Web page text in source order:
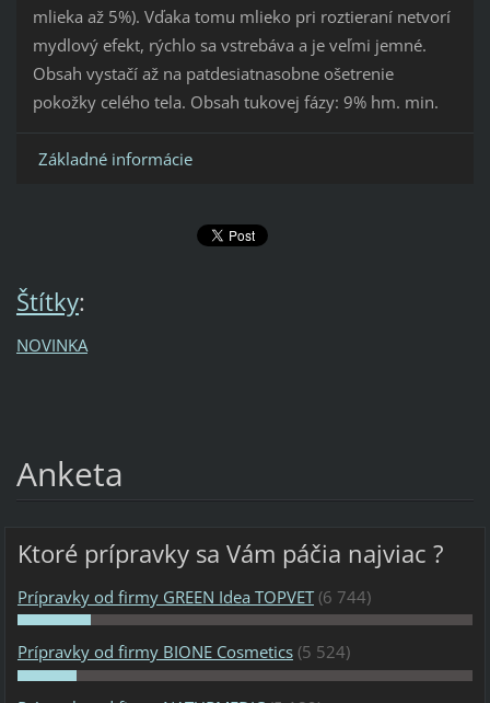
mlieka až 5%). Vďaka tomu mlieko pri roztieraní netvorí
mydlový efekt, rýchlo sa vstrebáva a je veľmi jemné.
Obsah vystačí až na patdesiatnasobne ošetrenie
pokožky celého tela. Obsah tukovej fázy: 9% hm. min.
Základné informácie
Štítky:
NOVINKA
Anketa
Ktoré prípravky sa Vám páčia najviac ?
Prípravky od firmy GREEN Idea TOPVET (6 744)
Prípravky od firmy BIONE Cosmetics (5 524)